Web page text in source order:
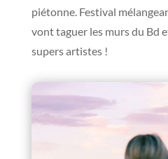
piétonne. Festival
vont taguer les murs du Bd
supers artistes !